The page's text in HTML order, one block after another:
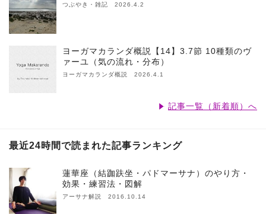
つぶやき・雑記 2026.4.2
ヨーガマカランダ概説【14】3.7節 10種類のヴ
ァーユ（気の流れ・分布）
ヨーガマカランダ概説 2026.4.1
記事一覧（新着順）へ
最近24時間で読まれた記事ランキング
蓮華座（結跏趺坐・パドマーサナ）のやり方・
効果・練習法・図解
アーサナ解説 2016.10.14